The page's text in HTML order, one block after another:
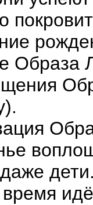
Образа